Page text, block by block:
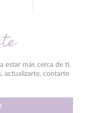
estar más cerca de ti.
actualizarte, contarte